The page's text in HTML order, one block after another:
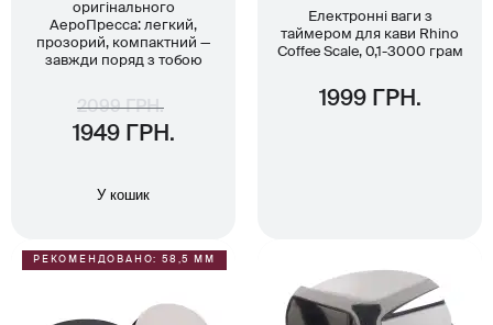
оригінального
АероПресса: легкий,
прозорий, компактний —
завжди поряд з тобою
2099 ГРН.
1949 ГРН.
У кошик
Електронні ваги з
таймером для кави Rhino
Coffee Scale, 0,1-3000 грам
1999 ГРН.
РЕКОМЕНДОВАНО: 58,5 ММ